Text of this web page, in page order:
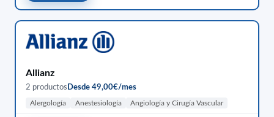
Allianz
2 productos Desde 49,00€/mes
Alergología Anestesiología Angiología y Cirugía Vascular